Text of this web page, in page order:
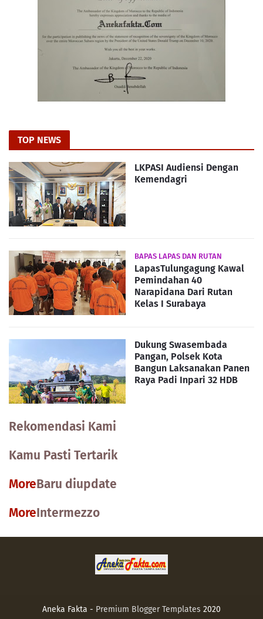
TOP NEWS
LKPASI Audiensi Dengan
Kemendagri
BAPAS LAPAS DAN RUTAN
LapasTulungagung Kawal
Pemindahan 40
Narapidana Dari Rutan
Kelas I Surabaya
Dukung Swasembada
Pangan, Polsek Kota
Bangun Laksanakan Panen
Raya Padi Inpari 32 HDB
Rekomendasi Kami
Kamu Pasti Tertarik
MoreBaru diupdate
MoreIntermezzo
Aneka Fakta - Premium Blogger Templates 2020